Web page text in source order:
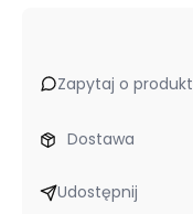
Zapytaj o produkt
Dostawa
Udostępnij